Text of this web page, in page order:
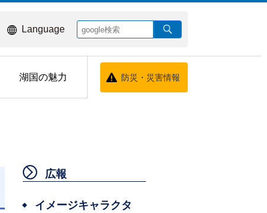
Language
湖国の魅力 防災・災害情報
広報
イメージキャラクタ